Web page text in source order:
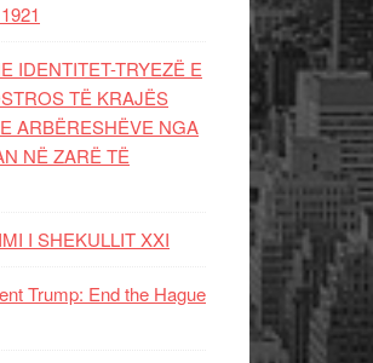
IDENTITET-TRYEZË E
TË KRAJËS
ARBËRESHËVE NGA
NË ZARË TË
I SHEKULLIT XXI
Trump: End the Hague